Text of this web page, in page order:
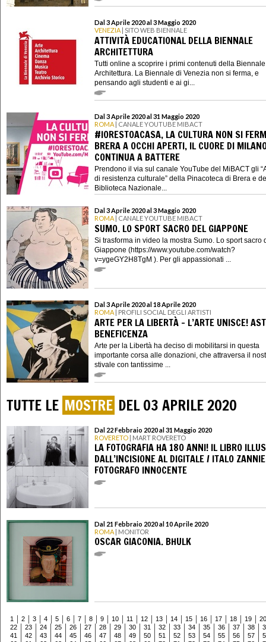
Dal 3 Aprile 2020 al 3 Maggio 2020
VENEZIA | SITO WEB BIENNALE
ATTIVITÀ EDUCATIONAL DELLA BIENNALE
ARCHITETTURA
Tutti online a scoprire i primi contenuti della Biennale
Architettura. La Biennale di Venezia non si ferma, e
pensando agli studenti e ai gi...
Dal 3 Aprile 2020 al 31 Maggio 2020
ROMA | CANALE YOUTUBE MIBACT
#IORESTOACASA, LA CULTURA NON SI
BRERA A OCCHI APERTI, IL CUORE DI
CONTINUA A BATTERE
Prendono il via sul canale YouTube del MiBACT gli
di resistenza culturale” della Pinacoteca di Brera e
Biblioteca Nazionale...
Dal 3 Aprile 2020 al 3 Maggio 2020
ROMA | CANALE YOUTUBE MIBACT
SUMO. LO SPORT SACRO DEL GIAPPONE
Si trasforma in video la mostra Sumo. Lo sport sacro
Giappone (https://www.youtube.com/watch?
v=ygeGY2H8TgM ). Per gli appassionati ...
Dal 3 Aprile 2020 al 18 Aprile 2020
ROMA | PROFILI SOCIAL DEGLI ARTISTI
ARTE PER LA LIBERTÀ - L’ARTE UNISCE!
BENEFICENZA
Arte per la Libertà ha deciso di mobilitarsi in questa
importante corsa alle donazioni, che attraversa il
stivale con tantissime ...
TUTTE LE MOSTRE DEL 03 APRILE 2020
Dal 22 Febbraio 2020 al 31 Maggio 2020
ROVERETO | MART ROVERETO
LA FOTOGRAFIA HA 180 ANNI! IL LIBRO
DALL’INCISIONE AL DIGITALE / ITALO
FOTOGRAFO INNOCENTE
Dal 21 Febbraio 2020 al 10 Aprile 2020
ROMA | MONITOR
OSCAR GIACONIA. BHULK
1 2 3 4 5 6 7 8 9 10 11 12 13 14 15 16 17 18 19
20
22
23 24 25 26 27 28 29 30 31 32 33 34 35 36 37 38
41
42 43 44 45 46 47 48 49 50 51 52 53 54 55 56 57